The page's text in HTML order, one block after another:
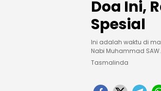
Doa Ini,
Spesial
Ini adalah waktu di
Nabi Muhammad SAW.
Tasmalinda